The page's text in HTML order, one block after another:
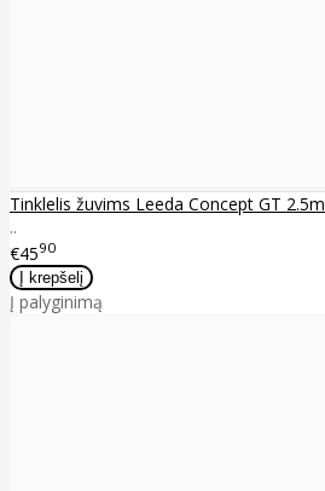
Tinklelis žuvims Leeda Concept GT 2.5m
..
€4590
Į palyginimą